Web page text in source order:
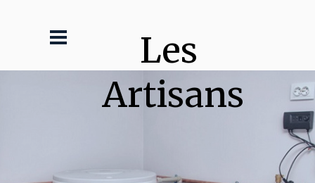
Les
Artisans